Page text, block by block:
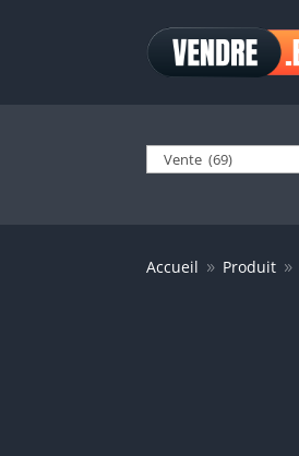
Accueil 9 Produit 9